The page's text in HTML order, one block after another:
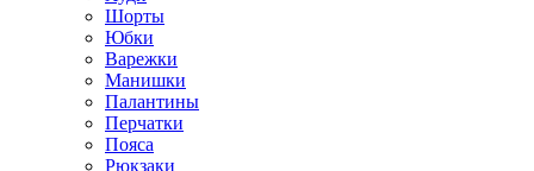
Шорты
Юбки
Варежки
Манишки
Палантины
Перчатки
Пояса
Рюкзаки